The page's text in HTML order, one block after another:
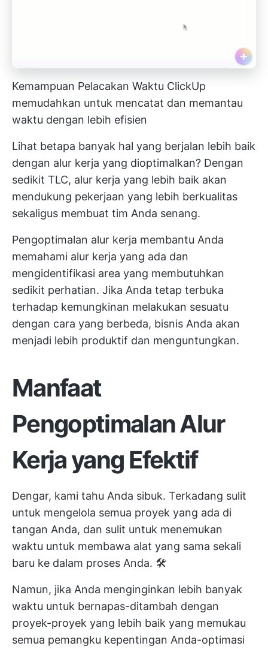
Kemampuan Pelacakan Waktu ClickUp
memudahkan untuk mencatat dan memantau
waktu dengan lebih efisien
Lihat betapa banyak hal yang berjalan lebih baik
dengan alur kerja yang dioptimalkan? Dengan
sedikit TLC, alur kerja yang lebih baik akan
mendukung pekerjaan yang lebih berkualitas
sekaligus membuat tim Anda senang.
Pengoptimalan alur kerja membantu Anda
memahami alur kerja yang ada dan
mengidentifikasi area yang membutuhkan
sedikit perhatian. Jika Anda tetap terbuka
terhadap kemungkinan melakukan sesuatu
dengan cara yang berbeda, bisnis Anda akan
menjadi lebih produktif dan menguntungkan.
Manfaat
Pengoptimalan Alur
Kerja yang Efektif
Dengar, kami tahu Anda sibuk. Terkadang sulit
untuk mengelola semua proyek yang ada di
tangan Anda, dan sulit untuk menemukan
waktu untuk membawa alat yang sama sekali
baru ke dalam proses Anda. 🛠️
Namun, jika Anda menginginkan lebih banyak
waktu untuk bernapas-ditambah dengan
proyek-proyek yang lebih baik yang memukau
semua pemangku kepentingan Anda-optimasi